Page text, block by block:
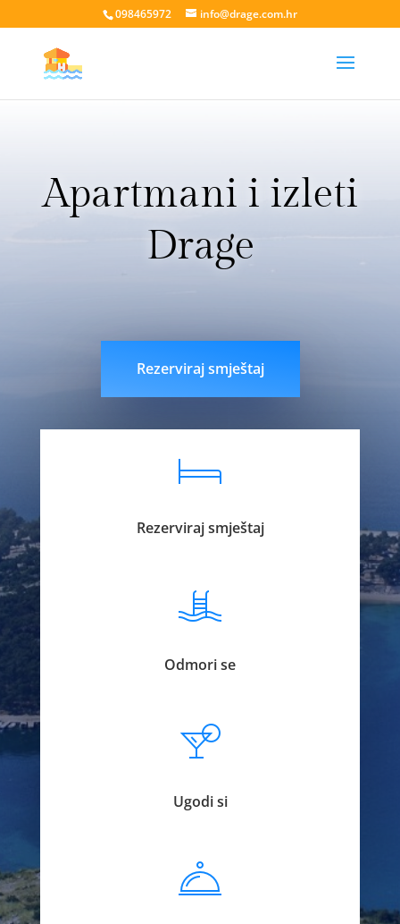
098465972 info@drage.com.hr
Apartmani i izleti
Drage
Rezerviraj smještaj
Rezerviraj smještaj
Odmori se
Ugodi si